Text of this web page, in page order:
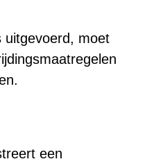
uitgevoerd, moet
een